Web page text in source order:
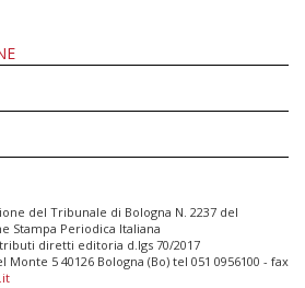
del Tribunale di Bologna N. 2237 del
Stampa Periodica Italiana
diretti editoria d.lgs 70/2017
5 40126 Bologna (Bo) tel 051 0956100 - fax